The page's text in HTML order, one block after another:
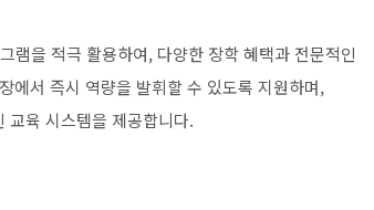
램을 적극 활용하여, 다양한 장학 혜택과 전문적인
에서 즉시 역량을 발휘할 수 있도록 지원하며,
교육 시스템을 제공합니다.